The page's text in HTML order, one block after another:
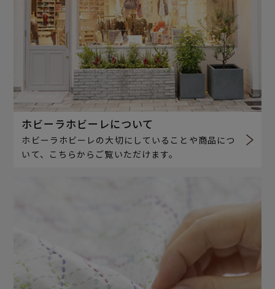
ホビーラホビーレについて
ホビーラホビーレの大切にしていることや商品につ
いて、こちらからご覧いただけます。